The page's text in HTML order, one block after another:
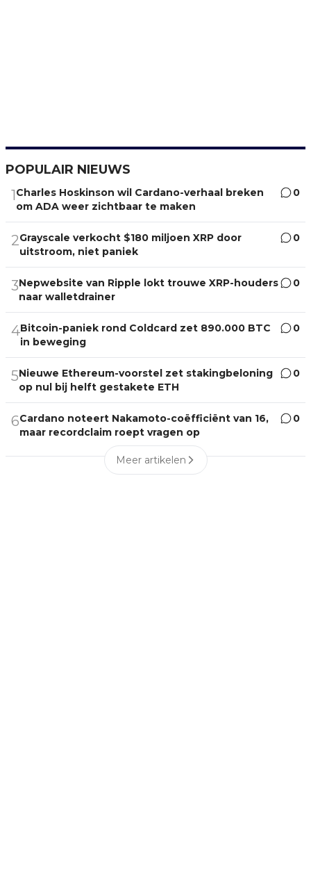
POPULAIR NIEUWS
1Charles Hoskinson wil Cardano-verhaal breken
om ADA weer zichtbaar te maken
0
2Grayscale verkocht $180 miljoen XRP door
uitstroom, niet paniek
0
3Nepwebsite van Ripple lokt trouwe XRP-houders
naar walletdrainer
0
4Bitcoin-paniek rond Coldcard zet 890.000 BTC
in beweging
0
5Nieuwe Ethereum-voorstel zet stakingbeloning
op nul bij helft gestakete ETH
0
6Cardano noteert Nakamoto-coëfficiënt van 16,
maar recordclaim roept vragen op
0
Meer artikelen